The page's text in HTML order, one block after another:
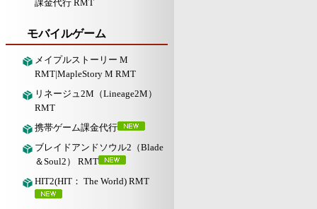
課金代行 RMT
モバイルゲーム
メイプルストーリー M
RMT|MapleStory M RMT
リネージュ2M（Lineage2M）
RMT
携帯ゲーム課金代行
ブレイドアンドソウル2（Blade
＆Soul2） RMT
HIT2(HIT： The World) RMT